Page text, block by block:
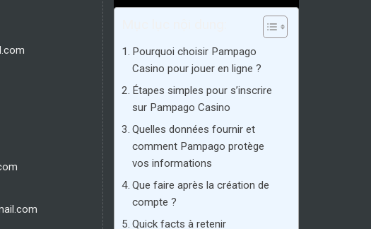
Pourquoi choisir Pampago
Casino pour jouer en ligne ?
Étapes simples pour s’inscrire
sur Pampago Casino
Quelles données fournir et
comment Pampago protège
vos informations
Que faire après la création de
compte ?
Quick facts à retenir